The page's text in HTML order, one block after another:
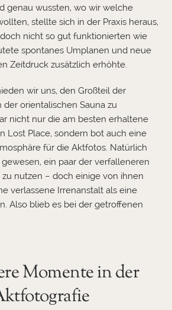
genau wussten, wo wir welche
stellte sich in der Praxis heraus,
nicht so gut funktionierten wie
spontanes Umplanen und neue
Zeitdruck zusätzlich erhöhte.
wir uns, den Großteil der
orientalischen Sauna zu
nicht nur die am besten erhaltene
Lost Place, sondern bot auch eine
für die Aktfotos. Natürlich
ein paar der verfalleneren
zu nutzen – doch einige von ihnen
verlassene Irrenanstalt als eine
Also blieb es bei der getroffenen
Momente in der